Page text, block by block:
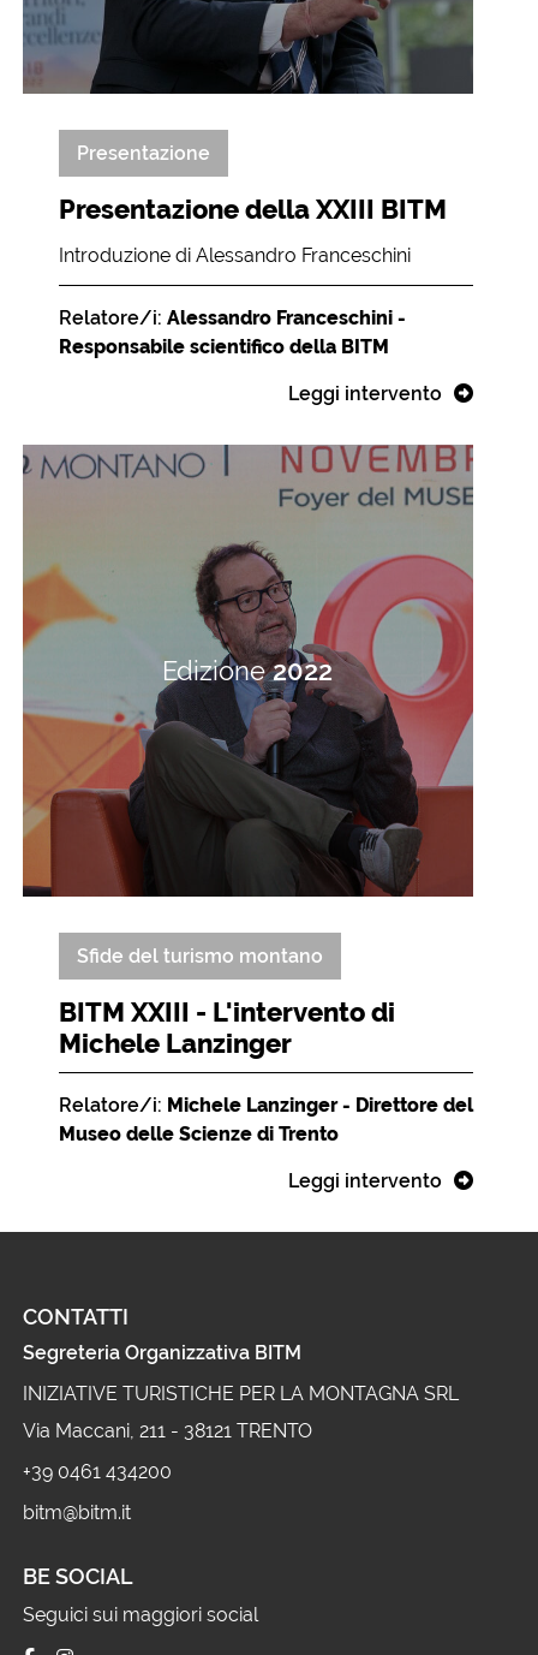
Presentazione
Presentazione della XXIII BITM
Introduzione di Alessandro Franceschini
Relatore/i: Alessandro Franceschini -
Responsabile scientifico della BITM
Leggi intervento
Edizione2022
Sfide del turismo montano
BITM XXIII - L'intervento di
Michele Lanzinger
Relatore/i: Michele Lanzinger - Direttore del
Museo delle Scienze di Trento
Leggi intervento
CONTATTI
Segreteria Organizzativa BITM
INIZIATIVE TURISTICHE PER LA MONTAGNA SRL
Via Maccani, 211 - 38121 TRENTO
+39 0461 434200
bitm@bitm.it
BE SOCIAL
Seguici sui maggiori social